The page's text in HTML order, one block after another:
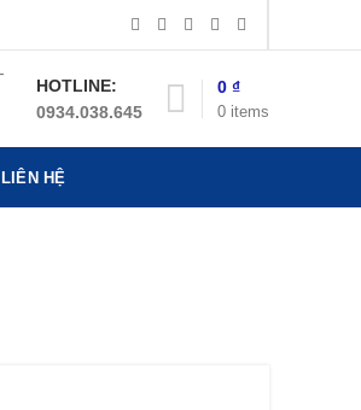
HOTLINE:
0934.038.645
0 items
0 ₫
LIÊN HỆ